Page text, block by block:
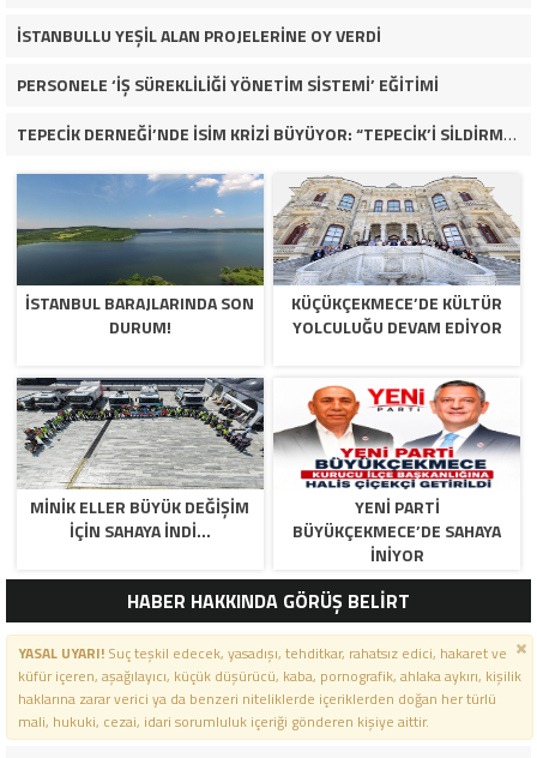
İSTANBULLU YEŞİL ALAN PROJELERİNE OY VERDİ
PERSONELE ‘İŞ SÜREKLİLİĞİ YÖNETİM SİSTEMİ’ EĞİTİMİ
TEPECİK DERNEĞİ’NDE İSİM KRİZİ BÜYÜYOR: “TEPECİK’İ SİLDİRMEYECEĞİZ”
İSTANBUL BARAJLARINDA SON
DURUM!
KÜÇÜKÇEKMECE’DE KÜLTÜR
YOLCULUĞU DEVAM EDİYOR
MİNİK ELLER BÜYÜK DEĞİŞİM
İÇİN SAHAYA İNDİ…
YENİ PARTİ
BÜYÜKÇEKMECE’DE SAHAYA
İNİYOR
HABER HAKKINDA GÖRÜŞ BELİRT
YASAL UYARI!Suç teşkil edecek, yasadışı, tehditkar, rahatsız edici, hakaret ve
küfür içeren, aşağılayıcı, küçük düşürücü, kaba, pornografik, ahlaka aykırı, kişilik
haklarına zarar verici ya da benzeri niteliklerde içeriklerden doğan her türlü
mali, hukuki, cezai, idari sorumluluk içeriği gönderen kişiye aittir.